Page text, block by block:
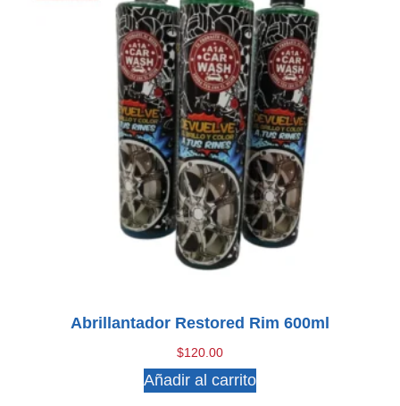
Abrillantador Restored Rim 600ml
$120.00
Añadir al carrito